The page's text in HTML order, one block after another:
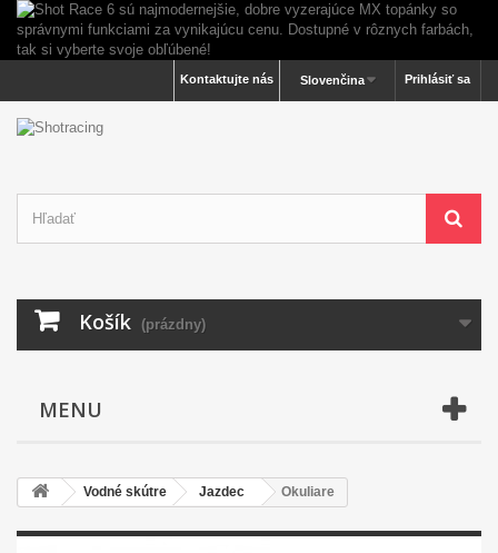
Prihlásiť sa
Slovenčina
Kontaktujte nás
Košík (prázdny)
MENU
Vodné skútre Jazdec Okuliare